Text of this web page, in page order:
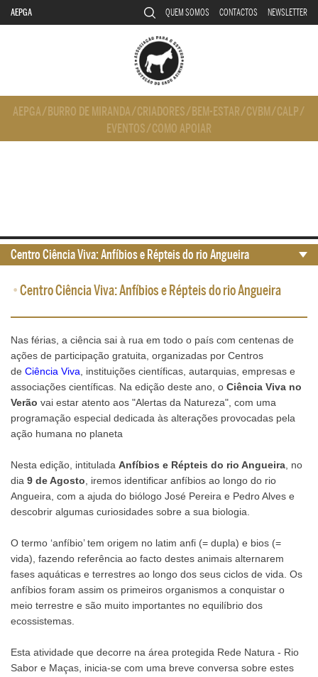
AEPGA QUEM SOMOS CONTACTOS NEWSLETTER
AEPGA/ BURRO DE MIRANDA/CRIADORES/ BEM-ESTAR/CVBM/CALP/
EVENTOS/COMO APOIAR
•Centro Ciência Viva: Anfíbios e Répteis do rio Angueira
Nas férias, a ciência sai à rua em todo o país com centenas de
ações de participação gratuita, organizadas por Centros
de Ciência Viva , instituições científicas, autarquias, empresas e
associações científicas. Na edição deste ano, o Ciência Viva no
Verão vai estar atento aos "Alertas da Natureza", com uma
programação especial dedicada às alterações provocadas pela
ação humana no planeta
Nesta edição, intitulada Anfíbios e Répteis do rio Angueira , no
dia 9 de Agosto , iremos identificar anfíbios ao longo do rio
Angueira, com a ajuda do biólogo José Pereira e Pedro Alves e
descobrir algumas curiosidades sobre a sua biologia.
O termo ‘anfíbio’ tem origem no latim anfi (= dupla) e bios (=
vida), fazendo referência ao facto destes animais alternarem
fases aquáticas e terrestres ao longo dos seus ciclos de vida. Os
anfíbios foram assim os primeiros organismos a conquistar o
meio terrestre e são muito importantes no equilíbrio dos
ecossistemas.
Esta atividade que decorre na área protegida Rede Natura - Rio
Sabor e Maças, inicia-se com uma breve conversa sobre estes
Centro Ciência Viva: Anfíbios e Répteis do rio Angueira